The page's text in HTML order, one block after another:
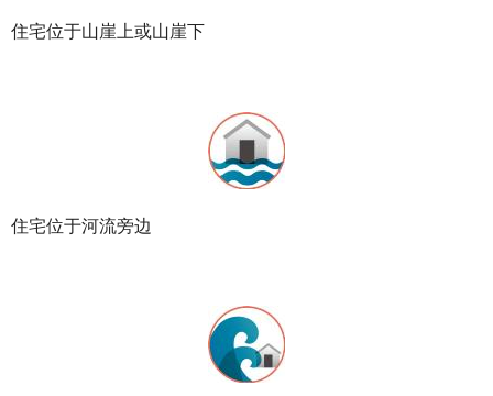
住宅位于山崖上或山崖下
住宅位于河流旁边